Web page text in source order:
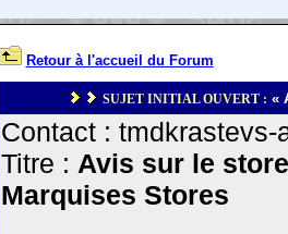
Retour à l'accueil du Forum
SUJET INITIAL OUVERT : «
Contact :
Titre : Avis sur le
Marquises Stores